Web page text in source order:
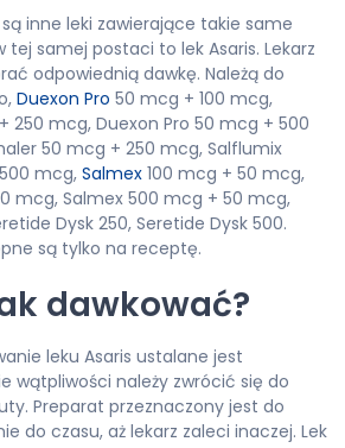
inne leki zawierające takie same
samej postaci to lek Asaris. Lekarz
odpowiednią dawkę. Należą do
Duexon Pro 50 mcg + 100 mcg,
250 mcg, Duexon Pro 50 mcg + 500
50 mcg + 250 mcg, Salflumix
mcg, Salmex 100 mcg + 50 mcg,
mcg, Salmex 500 mcg + 50 mcg,
Dysk 250, Seretide Dysk 500.
są tylko na receptę.
dawkować?
leku Asaris ustalane jest
wątpliwości należy zwrócić się do
Preparat przeznaczony jest do
do czasu, aż lekarz zaleci inaczej. Lek